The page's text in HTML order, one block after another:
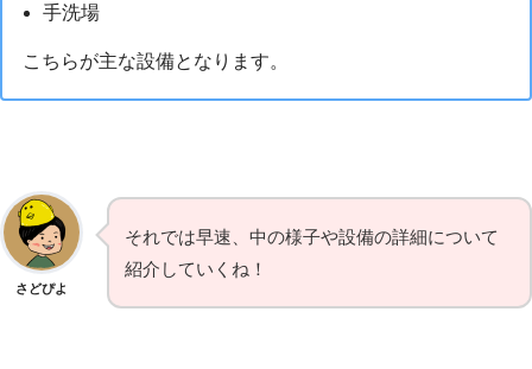
手洗場
こちらが主な設備となります。
さどぴよ
それでは早速、中の様子や設備の詳細について
紹介していくね！